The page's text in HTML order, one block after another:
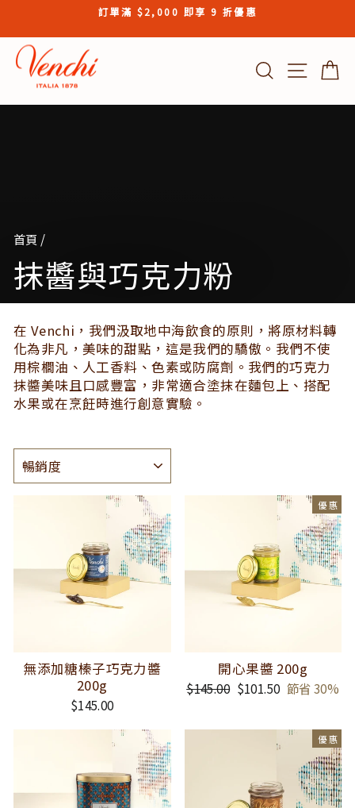
content
Pause
訂單滿 $2,000 即享 9 折優惠
搜索結果
Site
首頁 /
抹醬與巧克力粉
在 Venchi，我們汲取地中海飲食的原則，將原材料轉
化為非凡，美味的甜點，這是我們的驕傲。我們不使
用棕櫚油、人工香料、色素或防腐劑。我們的巧克力
抹醬美味且口感豐富，非常適合塗抹在麵包上、搭配
水果或在烹飪時進行創意實驗。
類
無添加糖榛子巧克力醬
200g
$145.00
優惠
開心果醬 200g
正
格
$145.00 銷
格
$101.50 節省 30%
優惠